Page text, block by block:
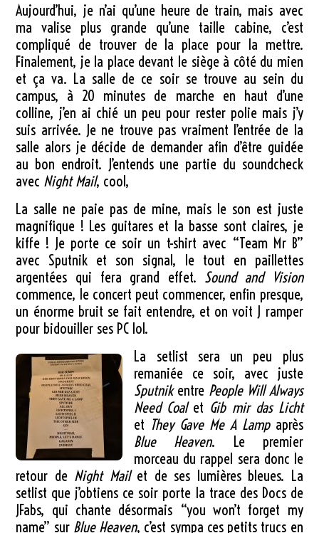
Aujourd’hui, je n’ai qu’une heure de train, mais avec
ma valise plus grande qu’une taille cabine, c’est
compliqué de trouver de la place pour la mettre.
Finalement, je la place devant le siège à côté du mien
et ça va. La salle de ce soir se trouve au sein du
campus, à 20 minutes de marche en haut d’une
colline, j’en ai chié un peu pour rester polie mais j’y
suis arrivée. Je ne trouve pas vraiment l’entrée de la
salle alors je décide de demander afin d’être guidée
au bon endroit. J’entends une partie du soundcheck
avec Night Mail, cool,
La salle ne paie pas de mine, mais le son est juste
magnifique ! Les guitares et la basse sont claires, je
kiffe ! Je porte ce soir un t-shirt avec “Team Mr B”
avec Sputnik et son signal, le tout en paillettes
argentées qui fera grand effet. Sound and Vision
commence, le concert peut commencer, enfin presque,
un énorme bruit se fait entendre, et on voit J ramper
pour bidouiller ses PC lol.
La setlist sera un peu plus
remaniée ce soir, avec juste
Sputnikentre People Will Always
Need Coalet Gib mir das Licht
et They Gave Me A Lampaprès
Blue Heaven. Le premier
morceau du rappel sera donc le
retour de Night Mailet de ses lumières bleues. La
setlist que j’obtiens ce soir porte la trace des Docs de
JFabs, qui chante désormais “you won’t forget my
name” sur Blue Heaven, c’est sympa ces petits trucs en